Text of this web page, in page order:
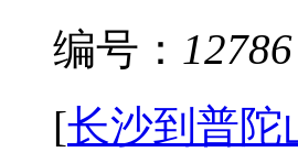
编号： 12786
[长沙到普陀